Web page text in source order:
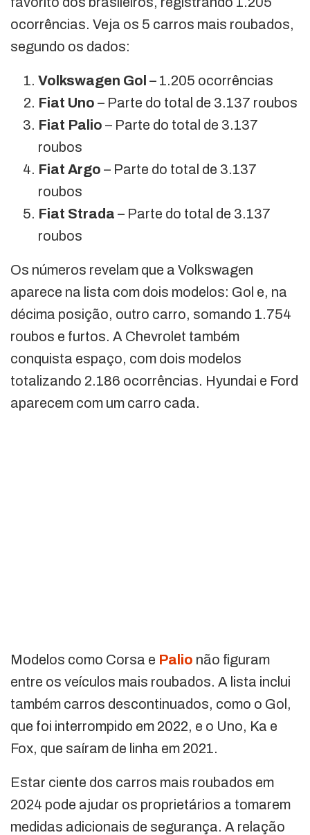
ocorrências. Veja os 5 carros mais roubados,
segundo os dados:
Volkswagen Gol – 1.205 ocorrências
Fiat Uno – Parte do total de 3.137 roubos
Fiat Palio – Parte do total de 3.137
roubos
Fiat Argo – Parte do total de 3.137
roubos
Fiat Strada – Parte do total de 3.137
roubos
Os números revelam que a Volkswagen
aparece na lista com dois modelos: Gol e, na
décima posição, outro carro, somando 1.754
roubos e furtos. A Chevrolet também
conquista espaço, com dois modelos
totalizando 2.186 ocorrências. Hyundai e Ford
aparecem com um carro cada.
Modelos como Corsa e Palio não figuram
entre os veículos mais roubados. A lista inclui
também carros descontinuados, como o Gol,
que foi interrompido em 2022, e o Uno, Ka e
Fox, que saíram de linha em 2021.
Estar ciente dos carros mais roubados em
2024 pode ajudar os proprietários a tomarem
medidas adicionais de segurança. A relação